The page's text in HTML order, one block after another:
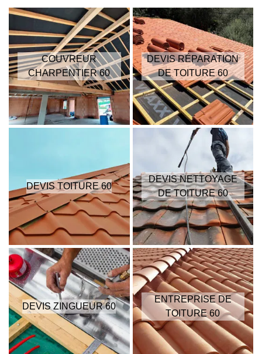
COUVREUR
CHARPENTIER 60
DEVIS RÉPARATION
DE TOITURE 60
DEVIS TOITURE 60
DEVIS NETTOYAGE
DE TOITURE 60
DEVIS ZINGUEUR 60
ENTREPRISE DE
TOITURE 60